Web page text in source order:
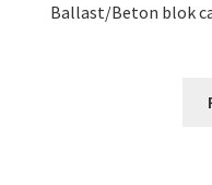
Ballast/Beton blok